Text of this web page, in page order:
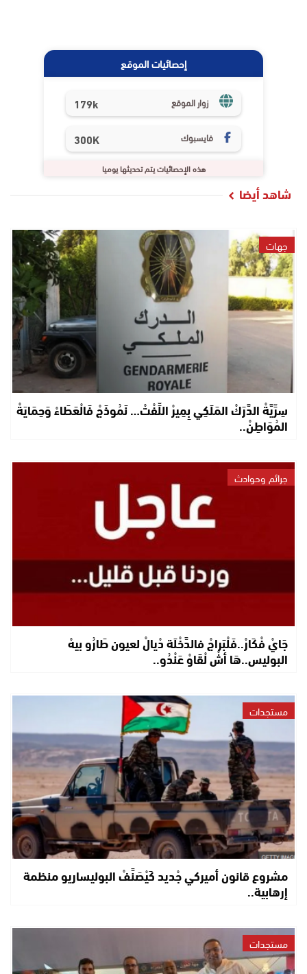
إحصائيات الموقع
زوار الموقع 179k
فايسبوك 300K
هذه الإحصائيات يتم تحديثها يوميا
شاهد أيضا
جهات
سِرِّيَّةْ الدَّرَكْ المَلَكِي بِمِيرْ اللِّفْتْ… نَمُوذَجْ فَالْعَطَاءْ وَحِمَايَةْ
المُوَاطِنْ..
جرائم وحوادث
جَايْ فْكَارْ..فَلْبَراجْ فالدَّخْلَة دْيالْ لعيون طَارُو بيهْ
البوليس..هَا أشْ لْقَاوْ عَنْدُو..
مستجدات
مشروع قانون أميركي جْديد كَيْصَنَّفْ البوليساريو منظمة
إرهابية..
مستجدات